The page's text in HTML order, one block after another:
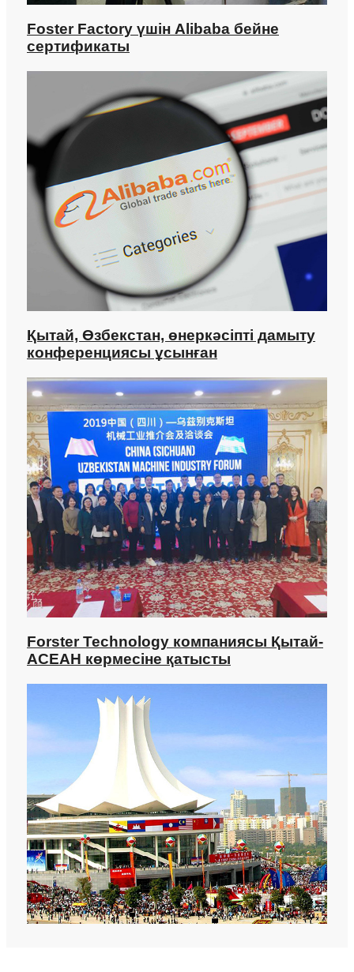
Foster Factory үшін Alibaba бейне
сертификаты
Қытай, Өзбекстан, өнеркәсіпті дамыту
конференциясы ұсынған
Forster Technology компаниясы Қытай-
АСЕАН көрмесіне қатысты